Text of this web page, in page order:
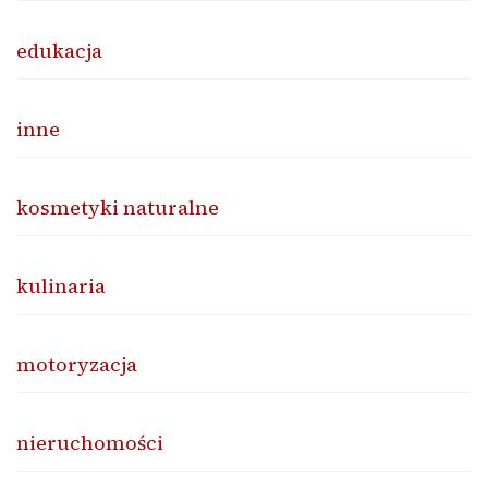
edukacja
inne
kosmetyki naturalne
kulinaria
motoryzacja
nieruchomości